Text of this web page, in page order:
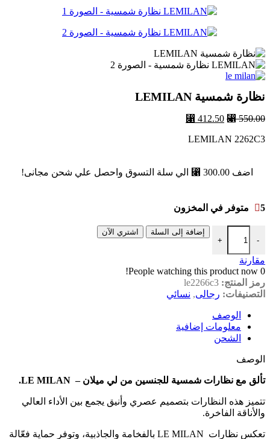
⃁ 550.00.
⃁ 412.50.
نظارة شمسية LEMILAN
⃁550.00
السعر
هو:
⃁ 412.50
LEMILAN 2262C3
اضف ⃁ 300.00 الي سلة التسوق واحصل علي شحن مجانى!
5 متوفر في المخزون
-
كمية نظارة شمسية LEMILAN
+
إضافة إلى السلة اشتري الآن
مقارنة
0
People watching this product now!
رمز المنتج: le2266c3
التصنيفات: رجالى, نسائي
الوصف
معلومات إضافية
الشحن
الوصف
تألق مع نظارات شمسية للجنسين من لي ميلان – LE MILAN.
تتميز هذه النظارات بتصميم عصري وأنيق يجمع بين الأداء العالي
والأناقة الفاخرة.
تعكس نظارات LE MILAN بالفخامة والجاذبية، وتوفر حماية فعّالة